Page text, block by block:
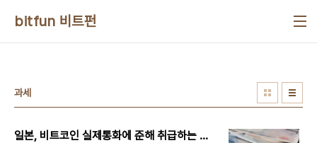
bitfun 비트펀
과세
일본, 비트코인 실제통화에 준해 취급하는 법안 통과